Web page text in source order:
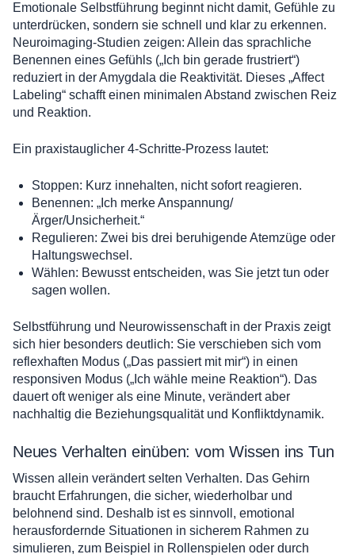
Emotionale Selbstführung beginnt nicht damit, Gefühle zu
unterdrücken, sondern sie schnell und klar zu erkennen.
Neuroimaging-Studien zeigen: Allein das sprachliche
Benennen eines Gefühls („Ich bin gerade frustriert“)
reduziert in der Amygdala die Reaktivität. Dieses „Affect
Labeling“ schafft einen minimalen Abstand zwischen Reiz
und Reaktion.
Ein praxistauglicher 4-Schritte-Prozess lautet:
Stoppen: Kurz innehalten, nicht sofort reagieren.
Benennen: „Ich merke Anspannung/
Ärger/Unsicherheit.“
Regulieren: Zwei bis drei beruhigende Atemzüge oder
Haltungswechsel.
Wählen: Bewusst entscheiden, was Sie jetzt tun oder
sagen wollen.
Selbstführung und Neurowissenschaft in der Praxis zeigt
sich hier besonders deutlich: Sie verschieben sich vom
reflexhaften Modus („Das passiert mit mir“) in einen
responsiven Modus („Ich wähle meine Reaktion“). Das
dauert oft weniger als eine Minute, verändert aber
nachhaltig die Beziehungsqualität und Konfliktdynamik.
Neues Verhalten einüben: vom Wissen ins Tun
Wissen allein verändert selten Verhalten. Das Gehirn
braucht Erfahrungen, die sicher, wiederholbar und
belohnend sind. Deshalb ist es sinnvoll, emotional
herausfordernde Situationen in sicherem Rahmen zu
simulieren, zum Beispiel in Rollenspielen oder durch